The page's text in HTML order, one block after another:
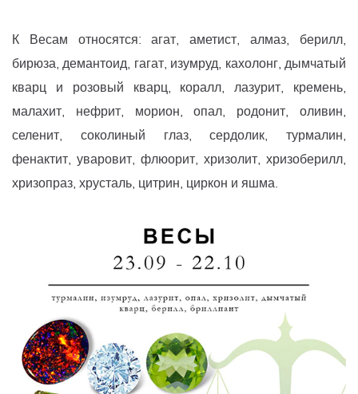
К Весам относятся: агат, аметист, алмаз, берилл,
бирюза, демантоид, гагат, изумруд, кахолонг, дымчатый
кварц и розовый кварц, коралл, лазурит, кремень,
малахит, нефрит, морион, опал, родонит, оливин,
селенит, соколиный глаз, сердолик, турмалин,
фенактит, уваровит, флюорит, хризолит, хризоберилл,
хризопраз, хрусталь, цитрин, циркон и яшма.